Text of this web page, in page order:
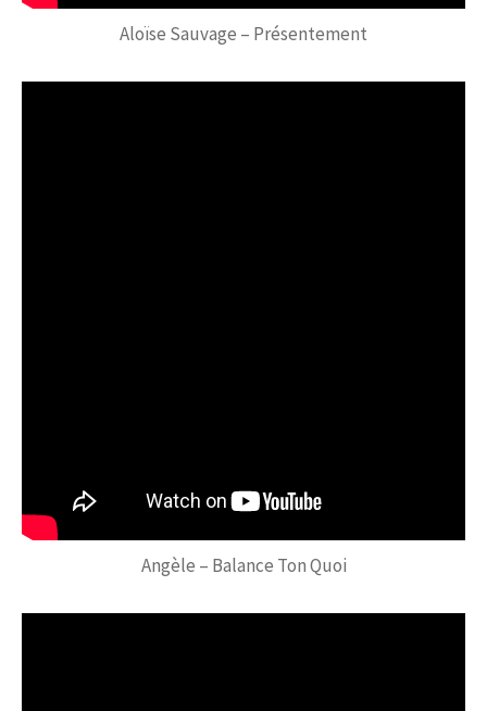
Aloïse Sauvage – Présentement
Angèle – Balance Ton Quoi